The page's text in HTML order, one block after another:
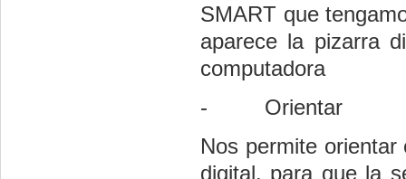
SMART que
aparece la pizarra
computadora
- Orientar
Nos permite
digital, para que la